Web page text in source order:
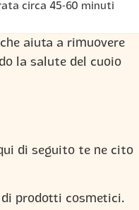
circa 45-60 minuti
aiuta a rimuovere
la salute del cuoio
di seguito te ne cito
prodotti cosmetici.